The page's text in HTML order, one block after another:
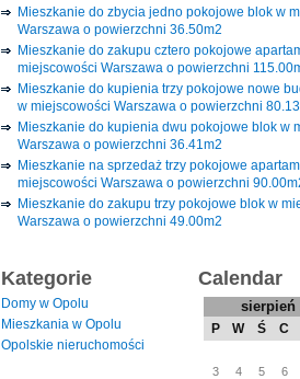
Mieszkanie do zbycia jedno pokojowe blok w
Warszawa o powierzchni 36.50m2
Mieszkanie do zakupu cztero pokojowe
miejscowości Warszawa o powierzchni
Mieszkanie do kupienia trzy pokojowe nowe
w miejscowości Warszawa o powierzchni
Mieszkanie do kupienia dwu pokojowe blok w
Warszawa o powierzchni 36.41m2
Mieszkanie na sprzedaż trzy pokojowe
miejscowości Warszawa o powierzchni
Mieszkanie do zakupu trzy pokojowe blok w
Warszawa o powierzchni 49.00m2
Kategorie
Domy w Opolu
Mieszkania w Opolu
Opolskie nieruchomości
Calendar
sierpień
P W Ś C
3
4 5 6